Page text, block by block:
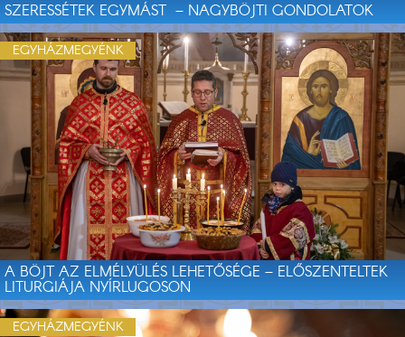
SZERESSÉTEK EGYMÁST – NAGYBÖJTI GONDOLATOK
A BÖJT AZ ELMÉLYÜLÉS LEHETŐSÉGE – ELŐSZENTELTEK
LITURGIÁJA NYÍRLUGOSON
EGYHÁZMEGYÉNK
EGYHÁZMEGYÉNK